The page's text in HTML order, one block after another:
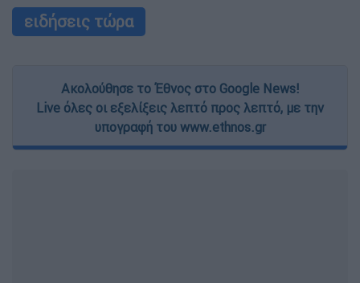
ειδήσεις τώρα
Ακολούθησε το Έθνος στο Google News!
Live όλες οι εξελίξεις λεπτό προς λεπτό, με την
υπογραφή του www.ethnos.gr